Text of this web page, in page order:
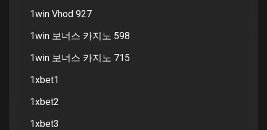
1win Vhod 927
1win 보너스 카지노 598
1win 보너스 카지노 715
1xbet1
1xbet2
1xbet3